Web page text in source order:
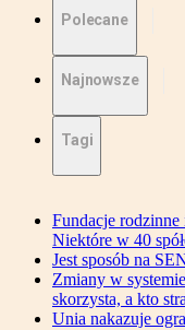
Polecane
Najnowsze
Tagi
Fundacje
Niektóre w 40
Jest sposób na
Zmiany w
skorzysta, a kto
Unia nakazuje